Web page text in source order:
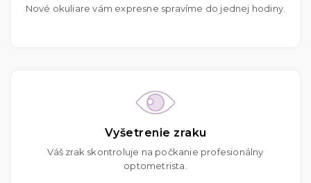
Nové okuliare vám expresne spravíme do jednej hodiny.
Vyšetrenie zraku
Váš zrak skontroluje na počkanie profesionálny
optometrista.